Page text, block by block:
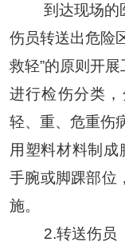
到达现场的
伤员转送出危险
救轻”的原则开
进行检伤分类
轻、重、危重伤
用塑料材料制成
手腕或脚踝部位
施。
2.转送伤员